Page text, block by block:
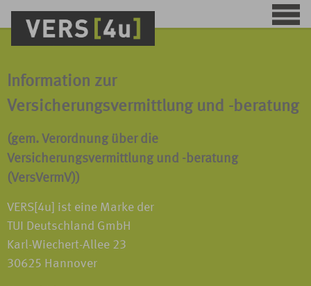
Information zur
Versicherungsvermittlung und -beratung
(gem. Verordnung über die
Versicherungsvermittlung und -beratung
(VersVermV))
VERS[4u] ist eine Marke der
TUI Deutschland GmbH
Karl-Wiechert-Allee 23
30625 Hannover